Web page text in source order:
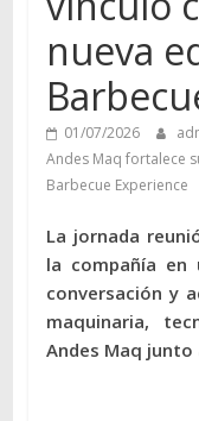
nueva
01/07/2026
Andes Maq fortalece
Barbecue Experience
La jornada
la compañía en
conversación y
maquinaria,
Andes Maq junto